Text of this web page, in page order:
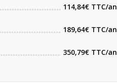
114,84€ TTC/an
189,64€ TTC/an
350,79€ TTC/an